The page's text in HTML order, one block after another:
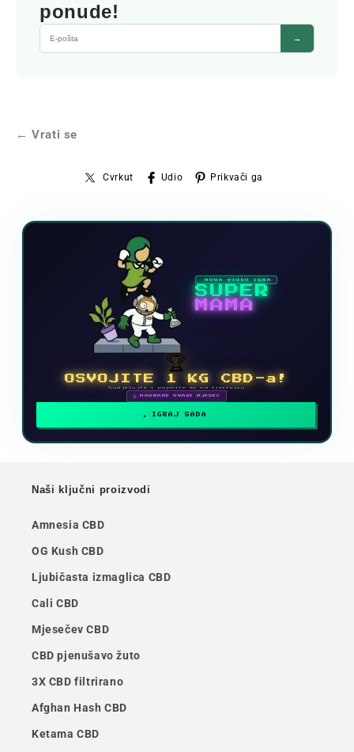
ponude!
→
← Vrati se
Cvrkut Udio Prikvači ga
NOVA VIDEO IGRA
SUPER
MAMA
🏆
OSVOJITE 1 KG CBD-a!
Sudjelujte i popnite se na ljestvicu
🗓 NAGRADE SVAKI MJESEC
IGRAJ SADA
Naši ključni proizvodi
Amnesia CBD
OG Kush CBD
Ljubičasta izmaglica CBD
Cali CBD
Mjesečev CBD
CBD pjenušavo žuto
3X CBD filtrirano
Afghan Hash CBD
Ketama CBD